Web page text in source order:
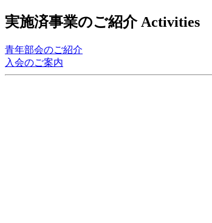
実施済事業のご紹介 Activities
青年部会のご紹介
入会のご案内